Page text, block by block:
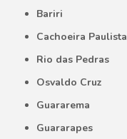
Bariri
Cachoeira Paulista
Rio das Pedras
Osvaldo Cruz
Guararema
Guararapes